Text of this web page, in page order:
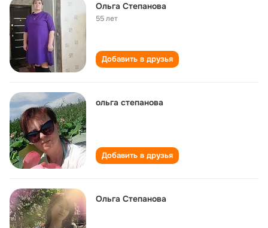
Ольга Степанова
55 лет
Добавить в друзья
ольга степанова
Добавить в друзья
Ольга Степанова